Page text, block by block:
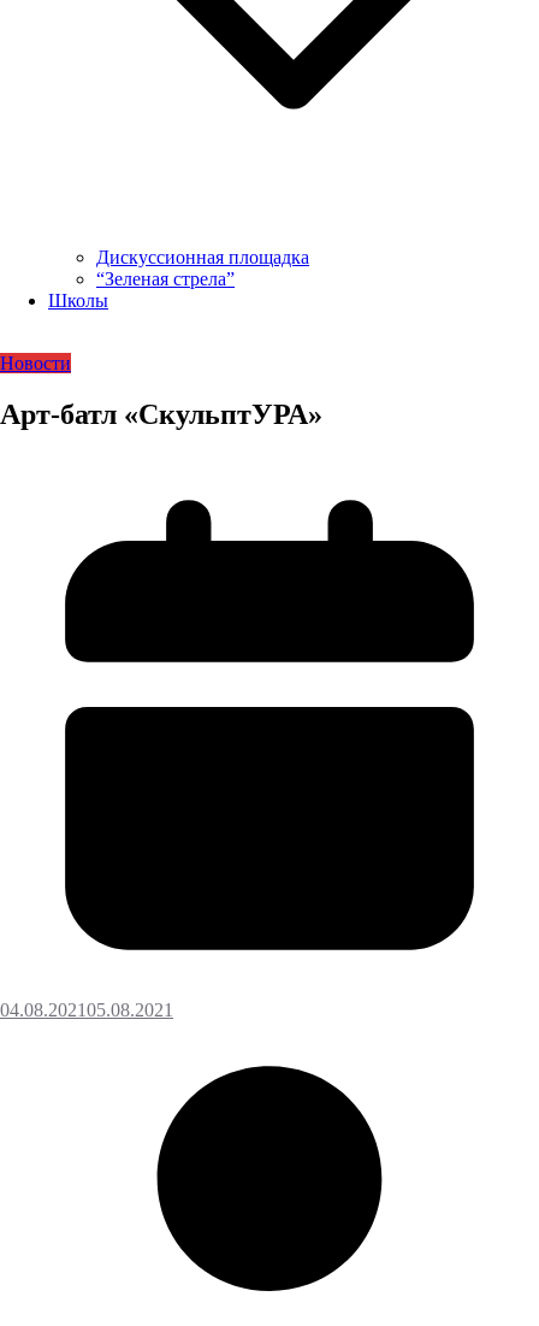
Дискуссионная площадка
“Зеленая стрела”
Школы
Новости
Арт-батл «СкульптУРА»
04.08.202105.08.2021